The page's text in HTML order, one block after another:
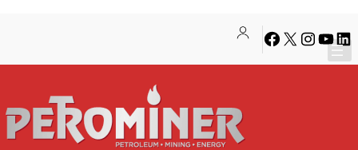
konten
content
Facebook
X Instagram